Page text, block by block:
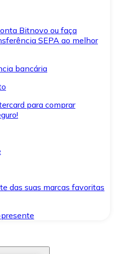
Bitnovo ou faça
SEPA ao melhor
bancária
para comprar
das suas marcas favoritas